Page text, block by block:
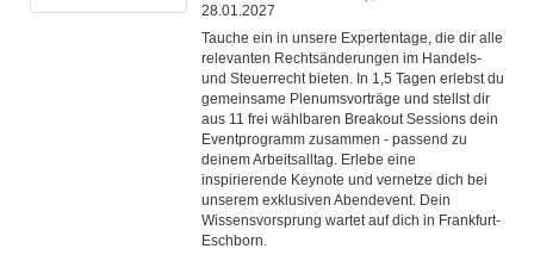
28.01.2027
Tauche ein in unsere Expertentage, die dir alle
relevanten Rechtsänderungen im Handels-
und Steuerrecht bieten. In 1,5 Tagen erlebst du
gemeinsame Plenumsvorträge und stellst dir
aus 11 frei wählbaren Breakout Sessions dein
Eventprogramm zusammen - passend zu
deinem Arbeitsalltag. Erlebe eine
inspirierende Keynote und vernetze dich bei
unserem exklusiven Abendevent. Dein
Wissensvorsprung wartet auf dich in Frankfurt-
Eschborn.